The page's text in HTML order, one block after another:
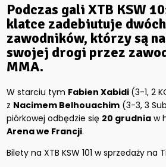
Podczas galiXTB KSW
klatce zadebiutuje
zawodników, którzy są
swojej drogi przez
MMA.
W starciu tym Fabien Xabidi (3-1, 2
z Nacimem Belhouachim (3-3, 3
piórkowej odbędzie się 20 grudnia w
Arena we Francji.
Bilety na XTB KSW 101 w sprzedaży